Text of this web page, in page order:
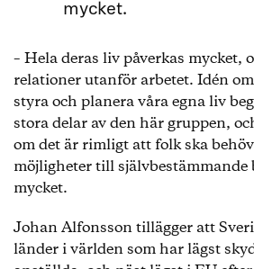
mycket.
– Hela deras liv påverkas mycket,
relationer utanför arbetet. Idén
styra och planera våra egna liv
stora delar av den här gruppen,
om det är rimligt att folk ska
möjligheter till självbestämmande
mycket.
Johan Alfonsson tillägger att
länder i världen som har lägst